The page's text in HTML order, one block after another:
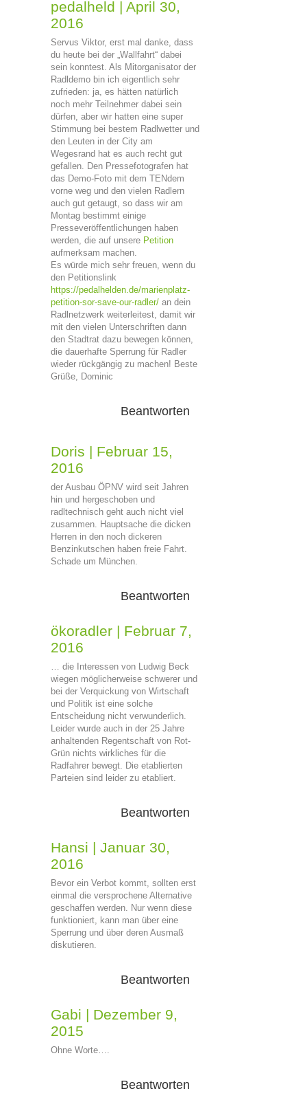
pedalheld | April 30,
2016
Servus Viktor, erst mal danke, dass
du heute bei der „Wallfahrt“ dabei
sein konntest. Als Mitorganisator der
Radldemo bin ich eigentlich sehr
zufrieden: ja, es hätten natürlich
noch mehr Teilnehmer dabei sein
dürfen, aber wir hatten eine super
Stimmung bei bestem Radlwetter und
den Leuten in der City am
Wegesrand hat es auch recht gut
gefallen. Den Pressefotografen hat
das Demo-Foto mit dem TENdem
vorne weg und den vielen Radlern
auch gut getaugt, so dass wir am
Montag bestimmt einige
Presseveröffentlichungen haben
werden, die auf unsere Petition
aufmerksam machen.
Es würde mich sehr freuen, wenn du
den Petitionslink
https://pedalhelden.de/marienplatz-
petition-sor-save-our-radler/ an dein
Radlnetzwerk weiterleitest, damit wir
mit den vielen Unterschriften dann
den Stadtrat dazu bewegen können,
die dauerhafte Sperrung für Radler
wieder rückgängig zu machen! Beste
Grüße, Dominic
Beantworten
Doris | Februar 15,
2016
der Ausbau ÖPNV wird seit Jahren
hin und hergeschoben und
radltechnisch geht auch nicht viel
zusammen. Hauptsache die dicken
Herren in den noch dickeren
Benzinkutschen haben freie Fahrt.
Schade um München.
Beantworten
ökoradler | Februar 7,
2016
… die Interessen von Ludwig Beck
wiegen möglicherweise schwerer und
bei der Verquickung von Wirtschaft
und Politik ist eine solche
Entscheidung nicht verwunderlich.
Leider wurde auch in der 25 Jahre
anhaltenden Regentschaft von Rot-
Grün nichts wirkliches für die
Radfahrer bewegt. Die etablierten
Parteien sind leider zu etabliert.
Beantworten
Hansi | Januar 30,
2016
Bevor ein Verbot kommt, sollten erst
einmal die versprochene Alternative
geschaffen werden. Nur wenn diese
funktioniert, kann man über eine
Sperrung und über deren Ausmaß
diskutieren.
Beantworten
Gabi | Dezember 9,
2015
Ohne Worte….
Beantworten